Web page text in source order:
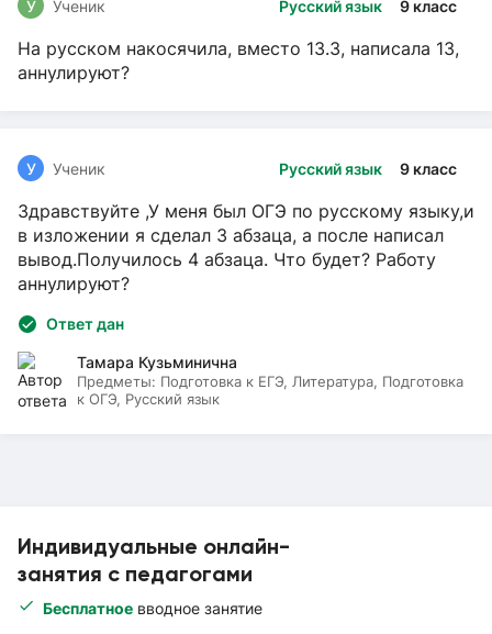
Индивидуальные онлайн-
занятия с педагогами
Бесплатное вводное занятие
Русский язык 9 класс
У Ученик
На русском накосячила, вместо 13.3, написала 13,
аннулируют?
Русский язык 9 класс
У Ученик
Здравствуйте ,У меня был ОГЭ по русскому языку,и
в изложении я сделал 3 абзаца, а после написал
вывод.Получилось 4 абзаца. Что будет? Работу
аннулируют?
Ответ дан
Тамара Кузьминична
Предметы: Подготовка к ЕГЭ, Литература, Подготовка
к ОГЭ, Русский язык